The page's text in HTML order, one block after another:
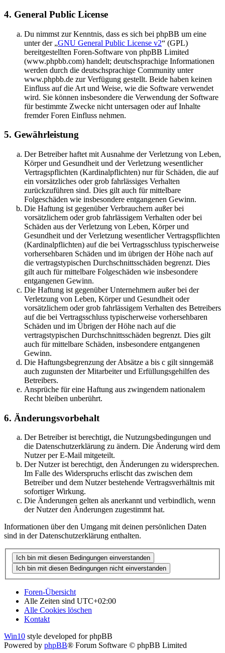
4. General Public License
Du nimmst zur Kenntnis, dass es sich bei phpBB um eine
unter der „GNU General Public License v2“ (GPL)
bereitgestellten Foren-Software von phpBB Limited
(www.phpbb.com) handelt; deutschsprachige Informationen
werden durch die deutschsprachige Community unter
www.phpbb.de zur Verfügung gestellt. Beide haben keinen
Einfluss auf die Art und Weise, wie die Software verwendet
wird. Sie können insbesondere die Verwendung der Software
für bestimmte Zwecke nicht untersagen oder auf Inhalte
fremder Foren Einfluss nehmen.
5. Gewährleistung
Der Betreiber haftet mit Ausnahme der Verletzung von Leben,
Körper und Gesundheit und der Verletzung wesentlicher
Vertragspflichten (Kardinalpflichten) nur für Schäden, die auf
ein vorsätzliches oder grob fahrlässiges Verhalten
zurückzuführen sind. Dies gilt auch für mittelbare
Folgeschäden wie insbesondere entgangenen Gewinn.
Die Haftung ist gegenüber Verbrauchern außer bei
vorsätzlichem oder grob fahrlässigem Verhalten oder bei
Schäden aus der Verletzung von Leben, Körper und
Gesundheit und der Verletzung wesentlicher Vertragspflichten
(Kardinalpflichten) auf die bei Vertragsschluss typischerweise
vorhersehbaren Schäden und im übrigen der Höhe nach auf
die vertragstypischen Durchschnittsschäden begrenzt. Dies
gilt auch für mittelbare Folgeschäden wie insbesondere
entgangenen Gewinn.
Die Haftung ist gegenüber Unternehmern außer bei der
Verletzung von Leben, Körper und Gesundheit oder
vorsätzlichem oder grob fahrlässigem Verhalten des Betreibers
auf die bei Vertragsschluss typischerweise vorhersehbaren
Schäden und im Übrigen der Höhe nach auf die
vertragstypischen Durchschnittsschäden begrenzt. Dies gilt
auch für mittelbare Schäden, insbesondere entgangenen
Gewinn.
Die Haftungsbegrenzung der Absätze a bis c gilt sinngemäß
auch zugunsten der Mitarbeiter und Erfüllungsgehilfen des
Betreibers.
Ansprüche für eine Haftung aus zwingendem nationalem
Recht bleiben unberührt.
6. Änderungsvorbehalt
Der Betreiber ist berechtigt, die Nutzungsbedingungen und
die Datenschutzerklärung zu ändern. Die Änderung wird dem
Nutzer per E-Mail mitgeteilt.
Der Nutzer ist berechtigt, den Änderungen zu widersprechen.
Im Falle des Widerspruchs erlischt das zwischen dem
Betreiber und dem Nutzer bestehende Vertragsverhältnis mit
sofortiger Wirkung.
Die Änderungen gelten als anerkannt und verbindlich, wenn
der Nutzer den Änderungen zugestimmt hat.
Informationen über den Umgang mit deinen persönlichen Daten
sind in der Datenschutzerklärung enthalten.
Foren-Übersicht
Alle Zeiten sind UTC+02:00
Alle Cookies löschen
Kontakt
Win10 style developed for phpBB
Powered by phpBB® Forum Software © phpBB Limited